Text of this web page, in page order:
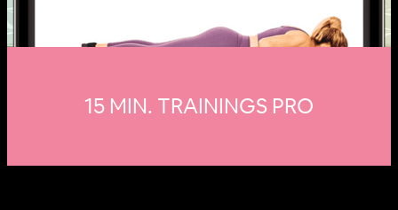
15 MIN. TRAININGS PRO